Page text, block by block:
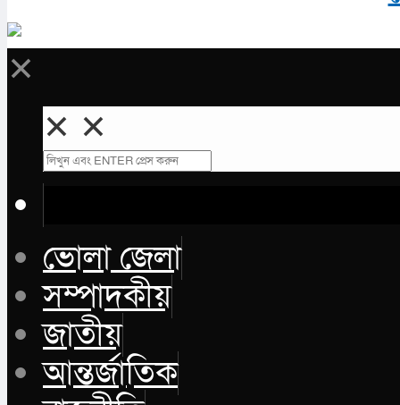
✕
✕ ✕
ভোলা জেলা
সম্পাদকীয়
জাতীয়
আন্তর্জাতিক